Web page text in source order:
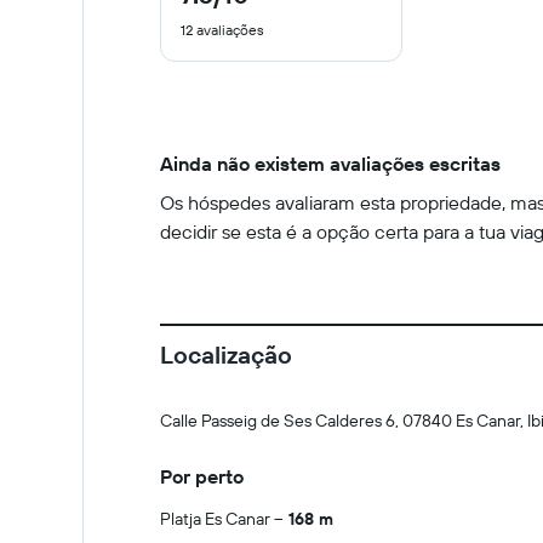
10
12 avaliações
Ainda não existem avaliações escritas
Os hóspedes avaliaram esta propriedade,
decidir se esta é a opção certa para a tua
Localização
Calle Passeig de Ses Calderes 6, 07840 Es Canar,
Por perto
Platja Es Canar 168 m